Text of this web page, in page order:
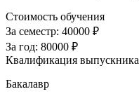
Стоимость обучения
За семестр: 40000 ₽
За год: 80000 ₽
Квалификация выпускника
Бакалавр